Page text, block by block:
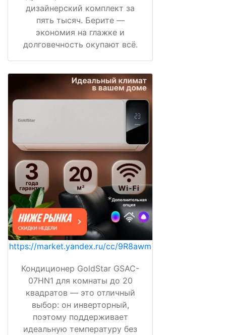
дизайнерский комплект за
пять тысяч. Берите —
экономия на глажке и
долговечность окупают всё.
https://market.yandex.ru/cc/9R8awm
Кондиционер GoldStar GSAC-
07HN1 для комнаты до 20
квадратов — это отличный
выбор: он инверторный,
поэтому поддерживает
идеальную температуру без